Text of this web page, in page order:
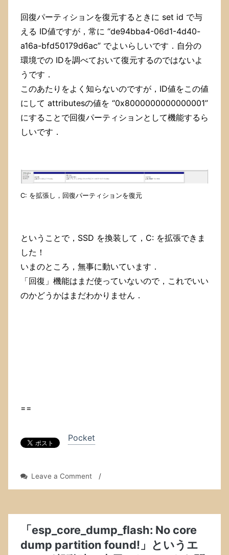
回復パーティションを復元するときに set id で与
える ID値ですが，常に “de94bba4-06d1-4d40-
a16a-bfd50179d6ac” でよいらしいです．自分の
環境での IDを調べておいて復元するのではないよ
うです．
このあたりをよく知らないのですが，ID値をこの値
にして attributesの値を “0x8000000000000001”
にすることで回復パーティションとして機能するら
しいです．
C: を拡張し，回復パーティションを復元
ということで，SSD を換装して，C: を拡張できま
した！
いまのところ，無事に動いています．
「回復」機能はまだ使っていないので，これでいい
のかどうかはまだわかりません．
==
Pocket
Leave a Commenton
C:
に
し
て
/
「esp_core_dump_flash: No core
dump partition found!」というエ